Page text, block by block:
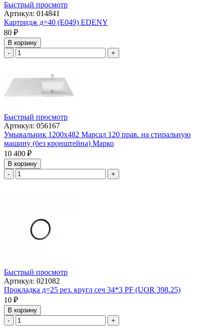
Быстрый просмотр
Артикул: 014841
Картридж д=40 (Е049) EDENY
80 ₽
В корзину
-
+
Быстрый просмотр
Артикул: 056167
Умывальник 1200х482 Марсал 120 прав. на стиральную
машину (без кронштейна) Марко
10 400 ₽
В корзину
-
+
Быстрый просмотр
Артикул: 021082
Прокладка д=25 рез. кругл сеч 34*3 PF (UOR 398.25)
10 ₽
В корзину
-
+